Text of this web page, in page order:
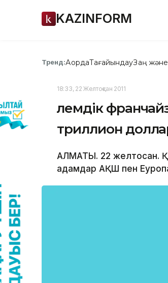
KAZINFORM
Тренд:АқордаТағайындауЗаң және
18:33, 22 Желтоқсан 2011
Әлемдік
триллион
АЛМАТЫ. 22 желтоқсан.
адамдар АҚШ пен